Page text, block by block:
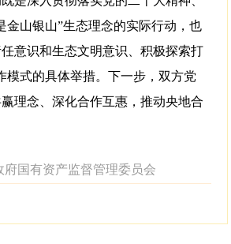
金山银山”生态理念的实际行动，也
意识和生态文明意识、积极探索打
模式的具体举措。下一步，双方党
理念、深化合作互惠，推动央地合
府国有资产监督管理委员会